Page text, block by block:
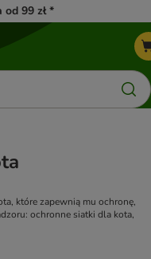
99 zł *
które zapewnią mu ochronę,
ochronne siatki dla kota,